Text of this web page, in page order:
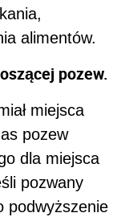
alimentów.
pozew.
miejsca
pozew
dla miejsca
pozwany
podwyższenie